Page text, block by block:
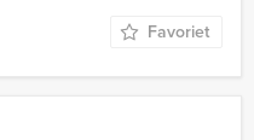
Favoriet